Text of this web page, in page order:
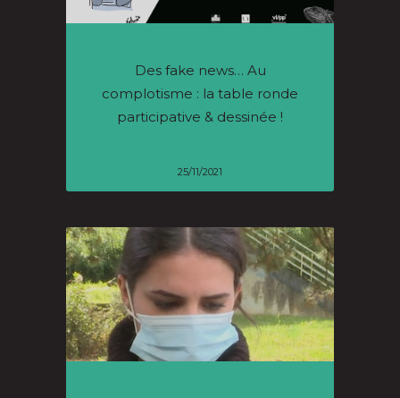
Des fake news… Au
complotisme : la table ronde
participative & dessinée !
25/11/2021